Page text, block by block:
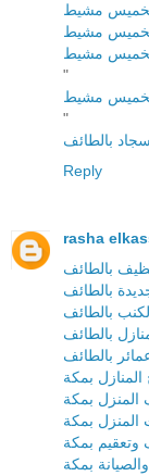
بخميس مشيط
مشيط
مشيط
"
مشيط
"
بالطائف
Reply
rasha
بالطائف
بالطائف
بالطائف
بالطائف
بالطائف
بمكة
المنزل بمكة
بمكة
بمكة
بمكة